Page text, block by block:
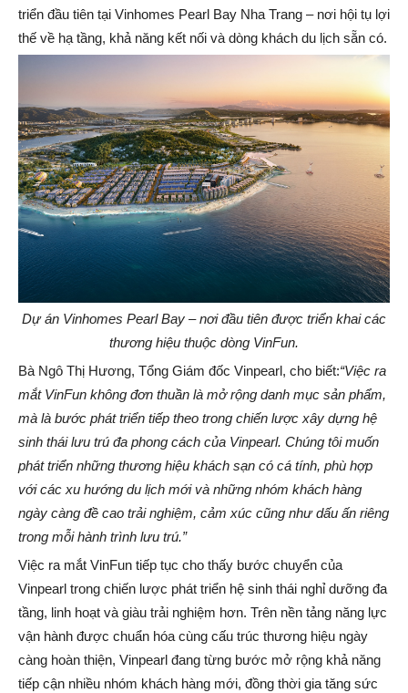
triển đầu tiên tại Vinhomes Pearl Bay Nha Trang – nơi hội tụ lợi
thế về hạ tầng, khả năng kết nối và dòng khách du lịch sẵn có.
Dự án Vinhomes Pearl Bay – nơi đầu tiên được triển khai các
thương hiệu thuộc dòng VinFun.
Bà Ngô Thị Hương, Tổng Giám đốc Vinpearl, cho biết:“Việc ra
mắt VinFun không đơn thuần là mở rộng danh mục sản phẩm,
mà là bước phát triển tiếp theo trong chiến lược xây dựng hệ
sinh thái lưu trú đa phong cách của Vinpearl. Chúng tôi muốn
phát triển những thương hiệu khách sạn có cá tính, phù hợp
với các xu hướng du lịch mới và những nhóm khách hàng
ngày càng đề cao trải nghiệm, cảm xúc cũng như dấu ấn riêng
trong mỗi hành trình lưu trú.”
Việc ra mắt VinFun tiếp tục cho thấy bước chuyển của
Vinpearl trong chiến lược phát triển hệ sinh thái nghỉ dưỡng đa
tầng, linh hoạt và giàu trải nghiệm hơn. Trên nền tảng năng lực
vận hành được chuẩn hóa cùng cấu trúc thương hiệu ngày
càng hoàn thiện, Vinpearl đang từng bước mở rộng khả năng
tiếp cận nhiều nhóm khách hàng mới, đồng thời gia tăng sức